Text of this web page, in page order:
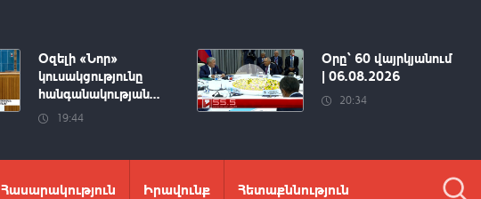
Օզելի «Նոր»
կուսակցությունը
հանգանակության...
19:44
Օրը՝ 60 վայրկյանում
| 06.08.2026
20:34
Հասարակություն Իրավունք Հետաքննություն